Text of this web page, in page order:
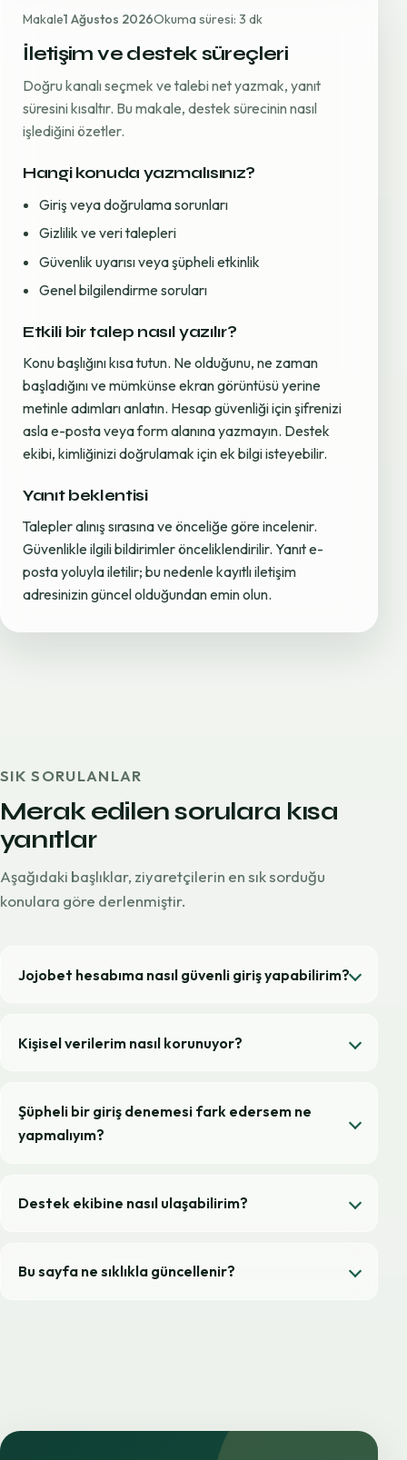
Makale1 Ağustos 2026Okuma süresi: 3 dk
İletişim ve destek süreçleri
Doğru kanalı seçmek ve talebi net yazmak, yanıt
süresini kısaltır. Bu makale, destek sürecinin nasıl
işlediğini özetler.
Hangi konuda yazmalısınız?
Giriş veya doğrulama sorunları
Gizlilik ve veri talepleri
Güvenlik uyarısı veya şüpheli etkinlik
Genel bilgilendirme soruları
Etkili bir talep nasıl yazılır?
Konu başlığını kısa tutun. Ne olduğunu, ne zaman
başladığını ve mümkünse ekran görüntüsü yerine
metinle adımları anlatın. Hesap güvenliği için şifrenizi
asla e-posta veya form alanına yazmayın. Destek
ekibi, kimliğinizi doğrulamak için ek bilgi isteyebilir.
Yanıt beklentisi
Talepler alınış sırasına ve önceliğe göre incelenir.
Güvenlikle ilgili bildirimler önceliklendirilir. Yanıt e-
posta yoluyla iletilir; bu nedenle kayıtlı iletişim
adresinizin güncel olduğundan emin olun.
SIK SORULANLAR
Merak edilen sorulara kısa
yanıtlar
Aşağıdaki başlıklar, ziyaretçilerin en sık sorduğu
konulara göre derlenmiştir.
Jojobet hesabıma nasıl güvenli giriş yapabilirim?
Kişisel verilerim nasıl korunuyor?
Şüpheli bir giriş denemesi fark edersem ne
yapmalıyım?
Destek ekibine nasıl ulaşabilirim?
Bu sayfa ne sıklıkla güncellenir?